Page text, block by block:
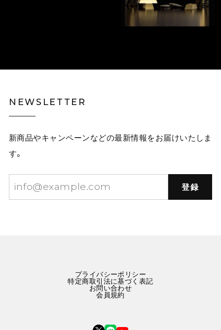
NEWSLETTER
新商品やキャンペーンなどの最新情報をお届けいたしま
す。
登録
プライバシーポリシー
特定商取引法に基づく表記
お問い合わせ
会員規約